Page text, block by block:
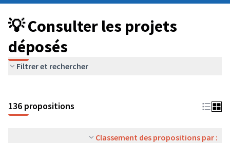
💡 Consulter les projets
déposés
Filtrer et rechercher
136 propositions
Classement des propositions par :